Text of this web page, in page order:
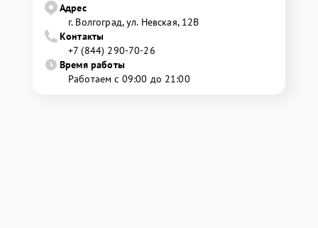
Адрес
г. Волгоград, ул. Невская, 12В
Контакты
+7 (844) 290-70-26
Время работы
Работаем с 09:00 до 21:00